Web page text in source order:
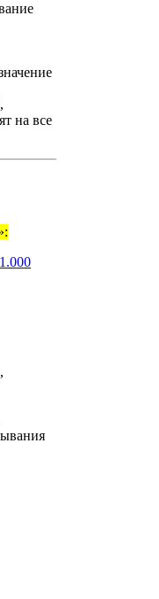
на все